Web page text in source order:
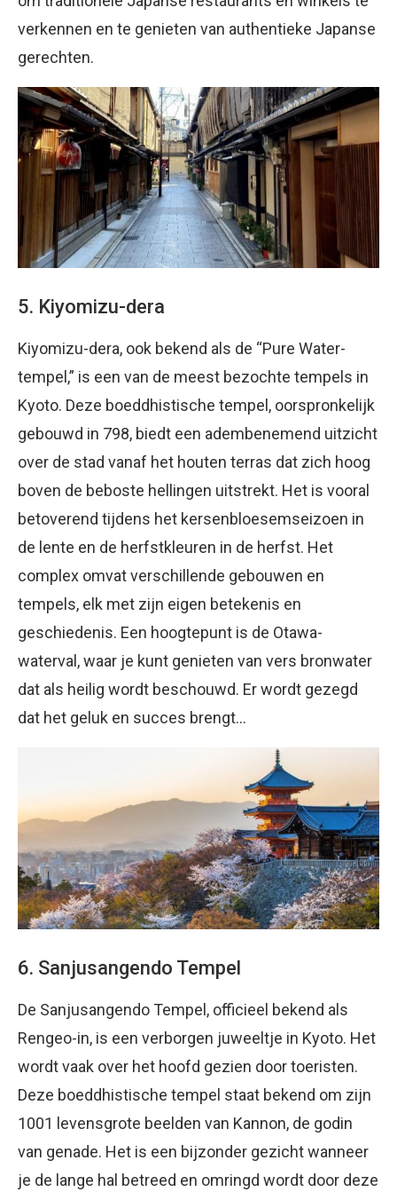
verkennen en te genieten van authentieke Japanse
gerechten.
5. Kiyomizu-dera
Kiyomizu-dera, ook bekend als de “Pure Water-
tempel,” is een van de meest bezochte tempels in
Kyoto. Deze boeddhistische tempel, oorspronkelijk
gebouwd in 798, biedt een adembenemend uitzicht
over de stad vanaf het houten terras dat zich hoog
boven de beboste hellingen uitstrekt. Het is vooral
betoverend tijdens het kersenbloesemseizoen in
de lente en de herfstkleuren in de herfst. Het
complex omvat verschillende gebouwen en
tempels, elk met zijn eigen betekenis en
geschiedenis. Een hoogtepunt is de Otawa-
waterval, waar je kunt genieten van vers bronwater
dat als heilig wordt beschouwd. Er wordt gezegd
dat het geluk en succes brengt…
6. Sanjusangendo Tempel
De Sanjusangendo Tempel, officieel bekend als
Rengeo-in, is een verborgen juweeltje in Kyoto. Het
wordt vaak over het hoofd gezien door toeristen.
Deze boeddhistische tempel staat bekend om zijn
1001 levensgrote beelden van Kannon, de godin
van genade. Het is een bijzonder gezicht wanneer
je de lange hal betreed en omringd wordt door deze